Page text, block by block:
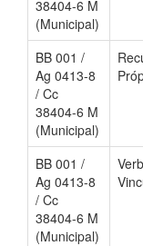
38404-6 M
(Municipal)
BB 001 /
Ag 0413-8
/ Cc
38404-6 M
(Municipal)
BB 001 /
Ag 0413-8
/ Cc
38404-6 M
(Municipal)